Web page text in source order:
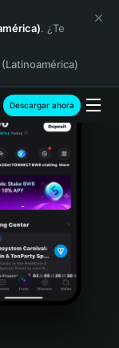
. ¿Te
Descargar ahora